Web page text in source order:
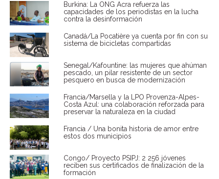
Burkina: La ONG Acra refuerza las
capacidades de los periodistas en la lucha
contra la desinformación
Canadá/La Pocatière ya cuenta por fin con su
sistema de bicicletas compartidas
Senegal/Kafountine: las mujeres que ahúman
pescado, un pilar resistente de un sector
pesquero en busca de modernización
Francia/Marsella y la LPO Provenza-Alpes-
Costa Azul: una colaboración reforzada para
preservar la naturaleza en la ciudad
Francia / Una bonita historia de amor entre
estos dos municipios
Congo/ Proyecto PSIPJ: 2 256 jóvenes
reciben sus certificados de finalización de la
formación